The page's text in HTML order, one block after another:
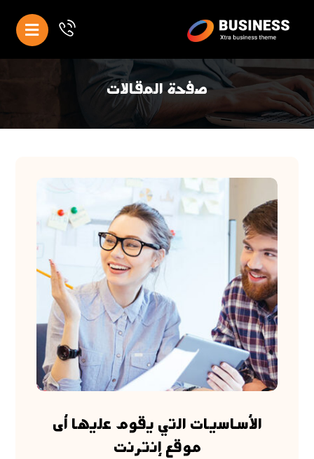
صفحة المقالات
الأساسيات التي يقوم عليها أى
موقع إنترنت